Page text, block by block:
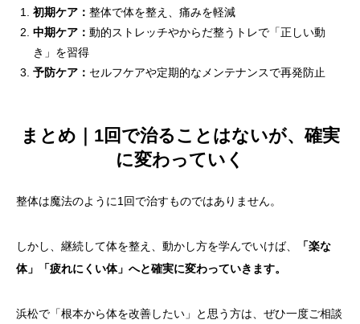
初期ケア： 整体で体を整え、痛みを軽減
中期ケア： 動的ストレッチやからだ整うトレで「正しい動
き」を習得
予防ケア： セルフケアや定期的なメンテナンスで再発防止
まとめ｜1回で治ることはないが、確実
に変わっていく
整体は魔法のように1回で治すものではありません。
しかし、継続して体を整え、動かし方を学んでいけば、
「楽な
体」「疲れにくい体」へと確実に変わっていきます。
浜松で「根本から体を改善したい」と思う方は、ぜひ一度ご相談